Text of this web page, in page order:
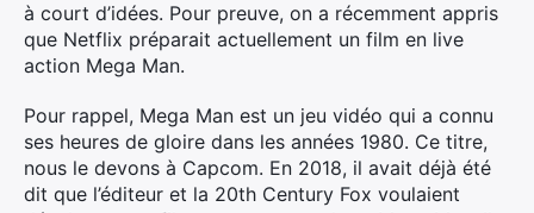
à court d’idées. Pour preuve, on a récemment appris
que Netflix préparait actuellement un film en live
action Mega Man.
Pour rappel, Mega Man est un jeu vidéo qui a connu
ses heures de gloire dans les années 1980. Ce titre,
nous le devons à Capcom. En 2018, il avait déjà été
dit que l’éditeur et la 20th Century Fox voulaient